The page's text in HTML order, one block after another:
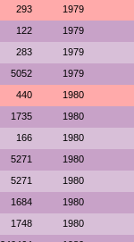
293 1979
122 1979
283 1979
5052 1979
440 1980
1735 1980
166 1980
5271 1980
5271 1980
1684 1980
1748 1980